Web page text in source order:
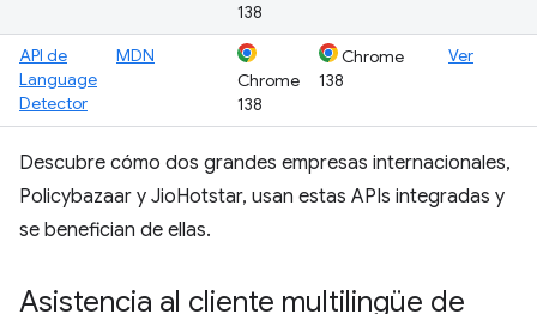
138
API de
Language
Detector
MDN
Chrome
138
Chrome
138
Ver
Descubre cómo dos grandes empresas internacionales,
Policybazaar y JioHotstar, usan estas APIs integradas y
se benefician de ellas.
Asistencia al cliente multilingüe de